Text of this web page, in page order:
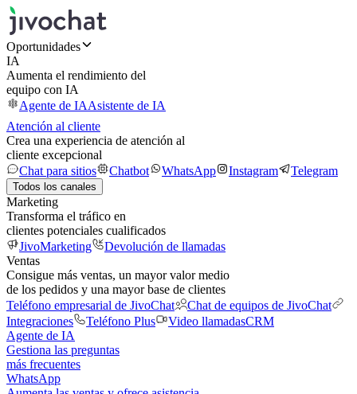
Oportunidades
IA
Aumenta el rendimiento del
equipo con IA
Agente de IAAsistente de IA
Atención al cliente
Crea una experiencia de atención al
cliente excepcional
Chat para sitios
Chatbot WhatsApp Instagram Telegram
Todos los canales
Marketing
Transforma el tráfico en
clientes potenciales cualificados
JivoMarketing
Devolución de llamadas
Ventas
Consigue más ventas, un mayor valor medio
de los pedidos y una mayor base de clientes
Teléfono empresarial de JivoChat
Chat de equipos de JivoChat
Integraciones
Teléfono Plus Video llamadasCRM
Agente de IA
Gestiona las preguntas
más frecuentes
WhatsApp